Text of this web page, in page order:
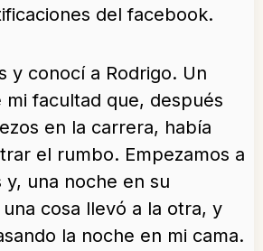
del facebook.
y conocí a Rodrigo. Un
facultad que, después
en la carrera, había
el rumbo. Empezamos a
y, una noche en su
cosa llevó a la otra, y
la noche en mi cama.